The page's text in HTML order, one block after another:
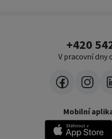
+420
V pracovní dny
Mobilní